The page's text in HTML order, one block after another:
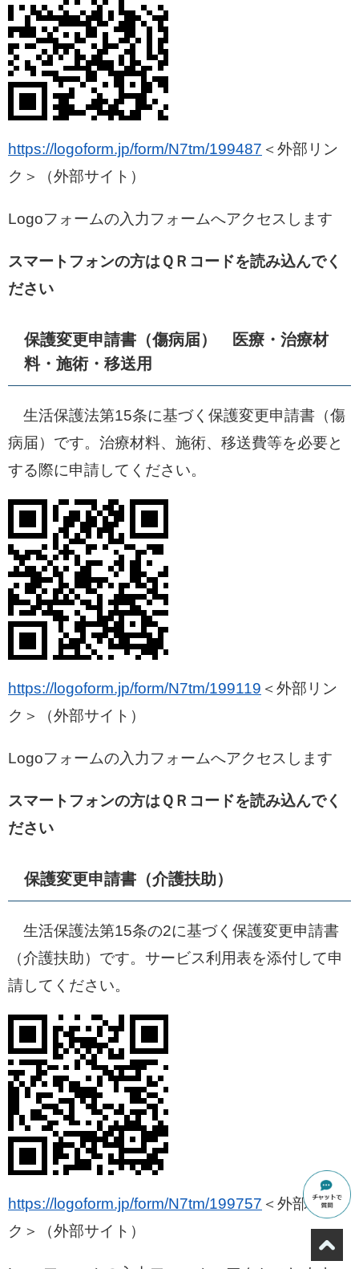
https://logoform.jp/form/N7tm/199487 ＜外部リン
ク＞
（外部サイト）
Logoフォームの入力フォームへアクセスします
スマートフォンの方はＱＲコードを読み込んでく
ださい
保護変更申請書（傷病届） 医療・治療材
料・施術・移送用​
​生活保護法第15条に基づく保護変更申請書（傷
病届）です。治療材料、施術、移送費等を必要と
する際に申請してください。
https://logoform.jp/form/N7tm/199119 ＜外部リン
ク＞
（外部サイト）
Logoフォームの入力フォームへアクセスします
スマートフォンの方はＱＲコードを読み込んでく
ださい
保護変更申請書（介護扶助）​
生活保護法第15条の2に基づく保護変更申請書
（介護扶助）です。サービス利用表を添付して申
請してください。
https://logoform.jp/form/N7tm/199757 ＜外部リン
ク＞
（外部サイト）